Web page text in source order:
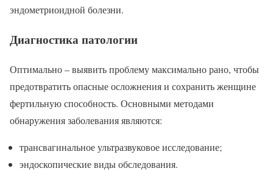
эндометриоидной болезни.
Диагностика патологии
Оптимально – выявить проблему максимально рано, чтобы
предотвратить опасные осложнения и сохранить женщине
фертильную способность. Основными методами
обнаружения заболевания являются:
трансвагинальное ультразвуковое исследование;
эндоскопические виды обследования.